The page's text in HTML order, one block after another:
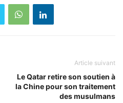
Article suivant
Le Qatar retire son soutien à
la Chine pour son traitement
des musulmans